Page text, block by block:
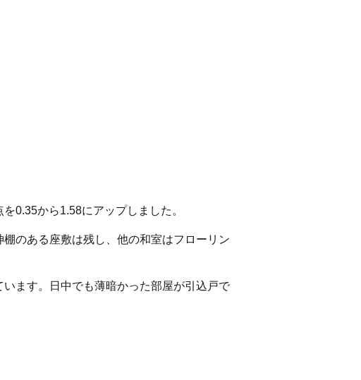
0.35から1.58にアップしました。
のある座敷は残し、他の和室はフローリン
ます。日中でも薄暗かった部屋が引込戸で